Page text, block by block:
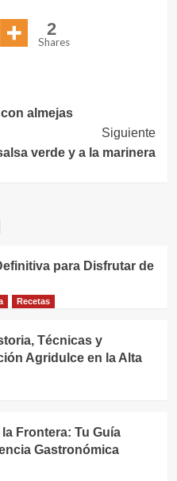
2
Shares
almejas
Siguiente
verde y a la marinera
para Disfrutar de
Recetas
Técnicas y
Agridulce en la Alta
Frontera: Tu Guía
Gastronómica